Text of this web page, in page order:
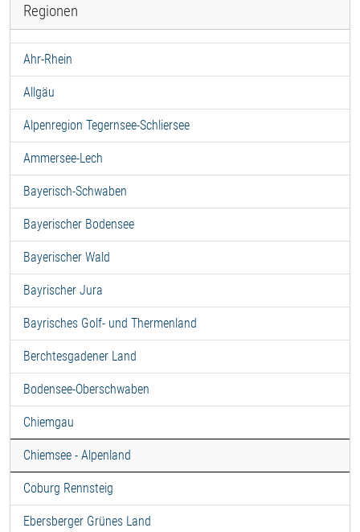
Regionen
Ahr-Rhein
Allgäu
Alpenregion Tegernsee-Schliersee
Ammersee-Lech
Bayerisch-Schwaben
Bayerischer Bodensee
Bayerischer Wald
Bayrischer Jura
Bayrisches Golf- und Thermenland
Berchtesgadener Land
Bodensee-Oberschwaben
Chiemgau
Chiemsee - Alpenland
Coburg Rennsteig
Ebersberger Grünes Land